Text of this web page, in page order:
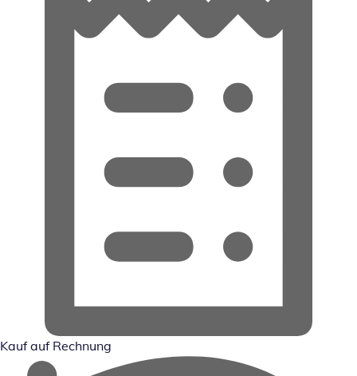
Kauf auf Rechnung